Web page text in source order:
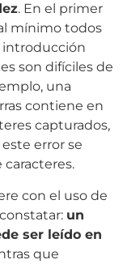
. En el primer
mínimo todos
introducción
son difíciles de
una
contiene en
capturados,
error se
con el uso de
un
ser leído en
que